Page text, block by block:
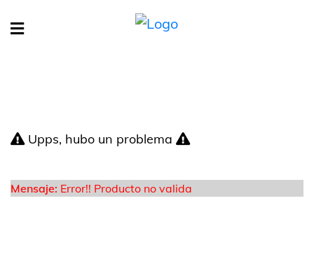
Upps, hubo un problema
Mensaje: Error!! Producto no valida